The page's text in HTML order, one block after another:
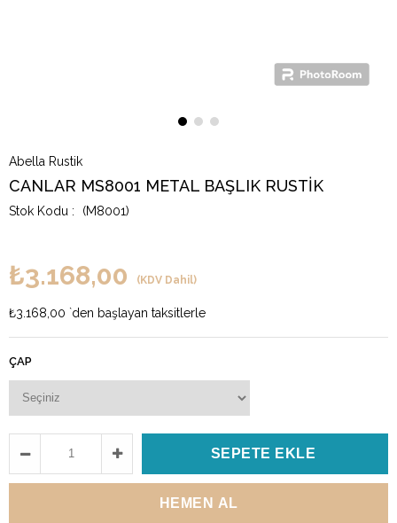
Abella Rustik
CANLAR MS8001 METAL BAŞLIK RUSTİK
(M8001)
₺3.168,00 (KDV Dahil)
₺3.168,00 `den başlayan taksitlerle
ÇAP